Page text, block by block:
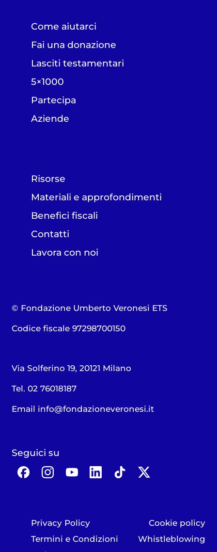
Come aiutarci
Fai una donazione
Lasciti testamentari
5×1000
Partecipa
Aziende
Risorse
Materiali e approfondimenti
Benefici fiscali
Contatti
Lavora con noi
© Fondazione Umberto Veronesi ETS
Codice fiscale 97298700150
Via Solferino 19, 20121 Milano
Tel. 02 76018187
Email info@fondazioneveronesi.it
Seguici su
Privacy Policy
Cookie policy
Termini e Condizioni
Whistleblowing